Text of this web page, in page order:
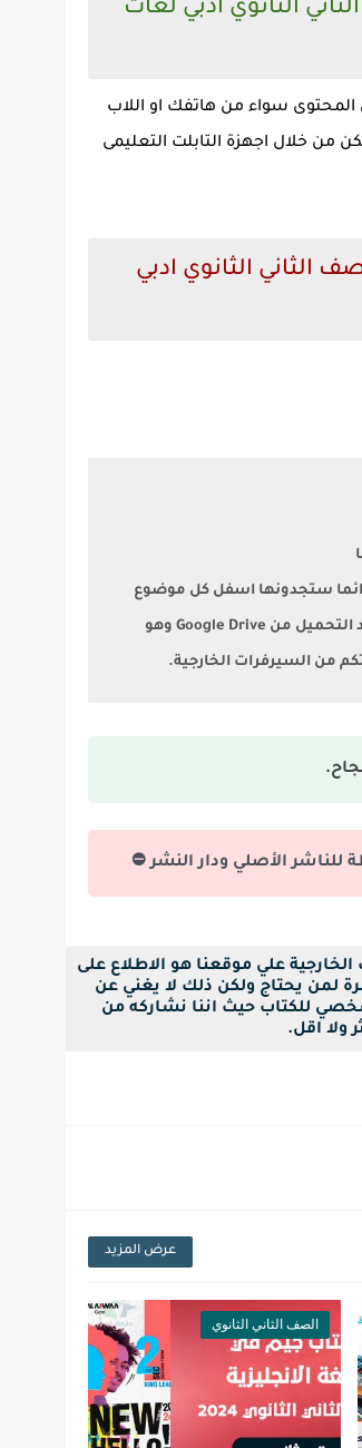
شهر مارس 2023 للصف الثاني الثانوي ادبي لغات
سواء من هاتفك او اللاب
من خلال اجهزة التابلت التعليمى
نماذج امتحانات شهر مارس 2023 للصف الثاني الثانوي ادبي
ستجدونها اسفل كل موضوع
لأن البعض يواجه مشاكل عند التحميل من Google Drive وهو
من السيرفرات الخارجية.
الأصلي ودار النشر ⛔
علي موقعنا هو الاطلاع على
لمن يحتاج ولكن ذلك لا يغني عن
للكتاب حيث اننا نشاركه من
عرض المزيد
الصف الثاني الثانوي